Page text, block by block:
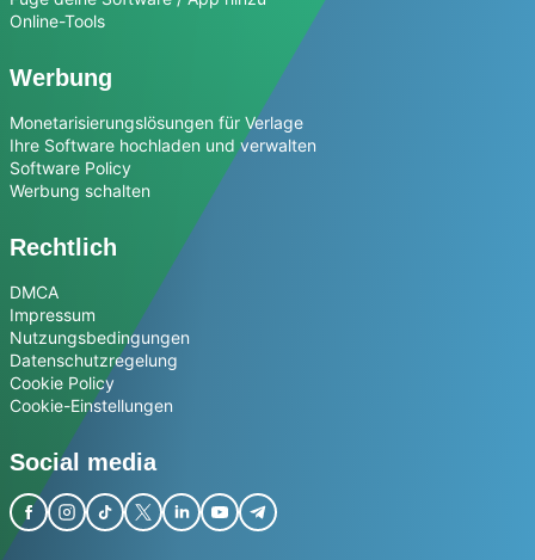
Online-Tools
Werbung
Monetarisierungslösungen für Verlage
Ihre Software hochladen und verwalten
Software Policy
Werbung schalten
Rechtlich
DMCA
Impressum
Nutzungsbedingungen
Datenschutzregelung
Cookie Policy
Cookie-Einstellungen
Social media